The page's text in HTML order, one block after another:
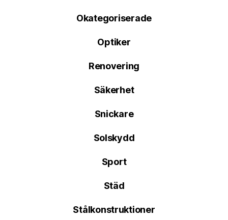
Okategoriserade
Optiker
Renovering
Säkerhet
Snickare
Solskydd
Sport
Städ
Stålkonstruktioner